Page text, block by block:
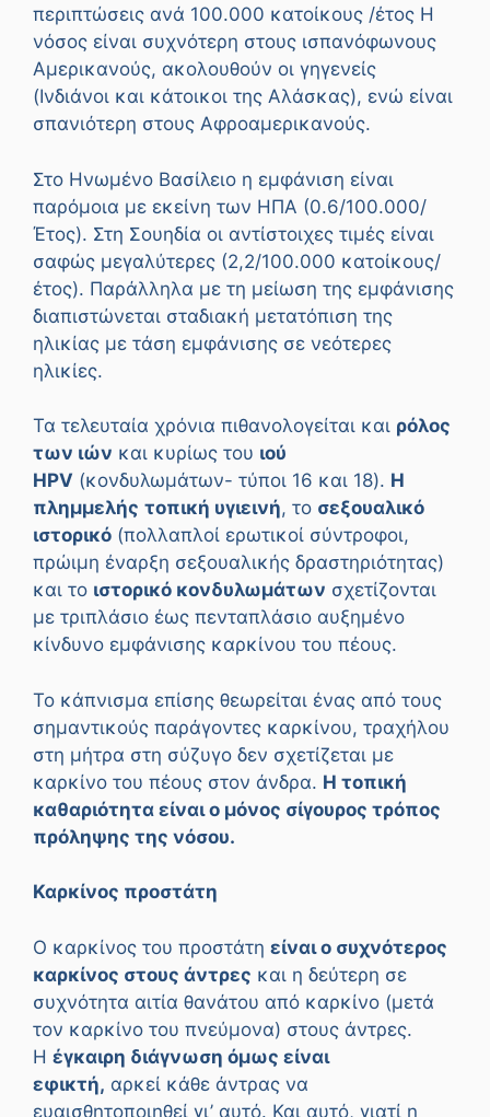
περιπτώσεις ανά 100.000 κατοίκους /έτος Η
νόσος είναι συχνότερη στους ισπανόφωνους
Αμερικανούς, ακολουθούν οι γηγενείς
(Ινδιάνοι και κάτοικοι της Αλάσκας), ενώ είναι
σπανιότερη στους Αφροαμερικανούς.
Στο Ηνωμένο Βασίλειο η εμφάνιση είναι
παρόμοια με εκείνη των ΗΠΑ (0.6/100.000/
Έτος). Στη Σουηδία οι αντίστοιχες τιμές είναι
σαφώς μεγαλύτερες (2,2/100.000 κατοίκους/
έτος). Παράλληλα με τη μείωση της εμφάνισης
διαπιστώνεται σταδιακή μετατόπιση της
ηλικίας με τάση εμφάνισης σε νεότερες
ηλικίες.
Τα τελευταία χρόνια πιθανολογείται και ρόλος
των ιών και κυρίως του ιού
HPV (κονδυλωμάτων- τύποι 16 και 18). Η
πλημμελής τοπική υγιεινή, το σεξουαλικό
ιστορικό (πολλαπλοί ερωτικοί σύντροφοι,
πρώιμη έναρξη σεξουαλικής δραστηριότητας)
και το ιστορικό κονδυλωμάτων σχετίζονται
με τριπλάσιο έως πενταπλάσιο αυξημένο
κίνδυνο εμφάνισης καρκίνου του πέους.
Το κάπνισμα επίσης θεωρείται ένας από τους
σημαντικούς παράγοντες καρκίνου, τραχήλου
στη μήτρα στη σύζυγο δεν σχετίζεται με
καρκίνο του πέους στον άνδρα. Η τοπική
καθαριότητα είναι ο μόνος σίγουρος τρόπος
πρόληψης της νόσου.
Καρκίνος προστάτη
Ο καρκίνος του προστάτη είναι ο συχνότερος
καρκίνος στους άντρες και η δεύτερη σε
συχνότητα αιτία θανάτου από καρκίνο (μετά
τον καρκίνο του πνεύμονα) στους άντρες.
Η έγκαιρη διάγνωση όμως είναι
εφικτή, αρκεί κάθε άντρας να
ευαισθητοποιηθεί γι’ αυτό. Και αυτό, γιατί η